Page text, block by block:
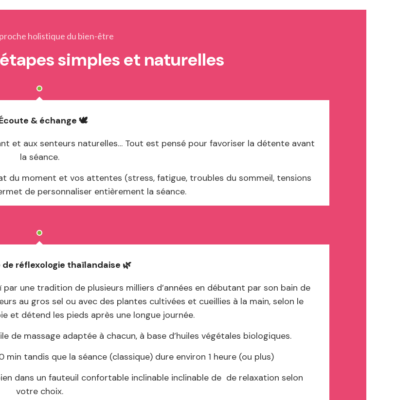
holistique du bien-être
simples et naturelles
Écoute & échange 🕊️
et aux senteurs naturelles… Tout est pensé pour favoriser la détente avant
la séance.
du moment et vos attentes (stress, fatigue, troubles du sommeil, tensions
de personnaliser entièrement la séance.
de réflexologie thaïlandaise 🌿
une tradition de plusieurs milliers d’années en débutant par son bain de
au gros sel ou avec des plantes cultivées et cueillies à la main, selon le
et détend les pieds après une longue journée.
de massage adaptée à chacun, à base d’huiles végétales biologiques.
tandis que la séance (classique) dure environ 1 heure (ou plus)
dans un fauteuil confortable inclinable inclinable de de relaxation selon
votre choix.